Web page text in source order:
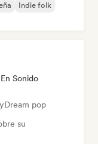
Indie folk
Sonido
Dream pop
su